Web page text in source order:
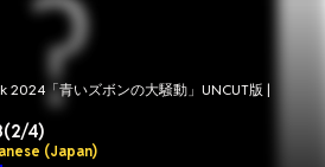
2024「青いズボンの大騒動」UNCUT版 |
4)
(Japan)